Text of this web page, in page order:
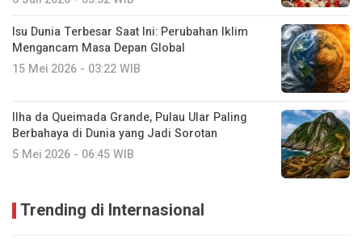
Isu Dunia Terbesar Saat Ini: Perubahan Iklim
Mengancam Masa Depan Global
15 Mei 2026 - 03:22 WIB
Ilha da Queimada Grande, Pulau Ular Paling
Berbahaya di Dunia yang Jadi Sorotan
5 Mei 2026 - 06:45 WIB
Trending di Internasional